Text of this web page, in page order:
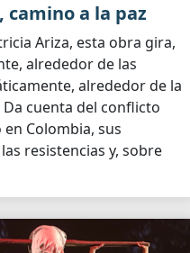
camino a la paz
Ariza, esta obra gira,
alrededor de las
alrededor de la
Da cuenta del conflicto
Colombia, sus
resistencias y, sobre